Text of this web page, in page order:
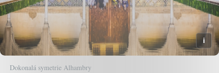
Dokonalá symetrie Alhambry